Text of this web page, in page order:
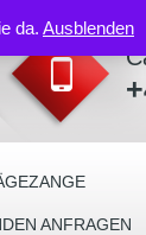
ANFRAGEN
da. Ausblenden